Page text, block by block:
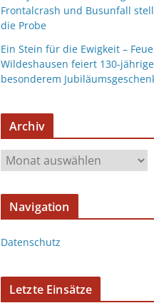
Frontalcrash und Busunfall
die Probe
Ein Stein für die Ewigkeit –
Wildeshausen feiert 130-
besonderem
Archiv
Navigation
Datenschutz
Letzte Einsätze